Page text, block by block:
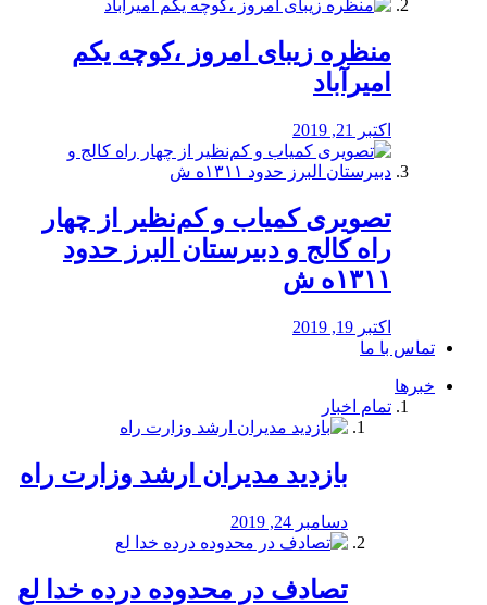
منظره‌‌ زیبای امروز ،کوچه یکم
امیرآباد
اکتبر 21, 2019
️تصویری کمیاب و کم‌نظیر از چهار
راه كالج و دبيرستان البرز حدود
۱۳۱۱ه ش
اکتبر 19, 2019
تماس با ما
خبرها
تمام اخبار
بازدید مدیران ارشد وزارت راه
دسامبر 24, 2019
تصادف در محدوده درده خدا لع